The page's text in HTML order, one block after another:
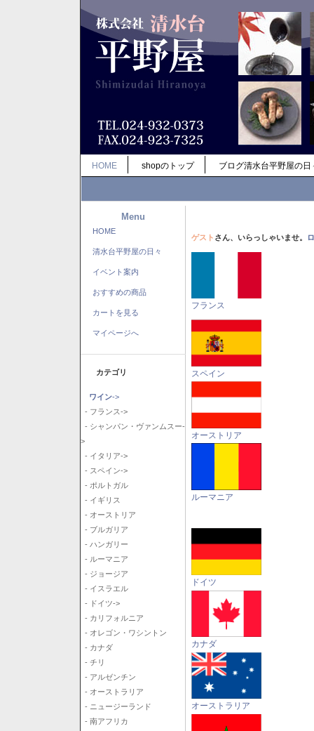
HOME shopのトップ ブログ清水台平野屋の日
Menu
HOME
清水台平野屋の日々
イベント案内
おすすめの商品
カートを見る
マイページへ
カテゴリ
ワイン->
- フランス->
- シャンパン・ヴァンムスー-
>
- イタリア->
- スペイン->
- ポルトガル
- イギリス
- オーストリア
- ブルガリア
- ハンガリー
- ルーマニア
- ジョージア
- イスラエル
- ドイツ->
- カリフォルニア
- オレゴン・ワシントン
- カナダ
- チリ
- アルゼンチン
- オーストラリア
- ニュージーランド
- 南アフリカ
ゲスト さん、いらっしゃいませ。
フランス
スペイン
オーストリア
ルーマニア
ドイツ
カナダ
オーストラリア